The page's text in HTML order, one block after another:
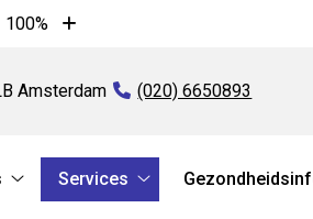
100%
Tekst
10%
Amsterdam Tel:
(020) 6650893
Over
Services
Services